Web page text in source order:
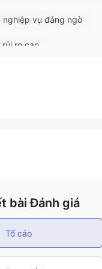
nghiệp vụ đáng ngờ
ro cao
bài Đánh giá
Tố cáo